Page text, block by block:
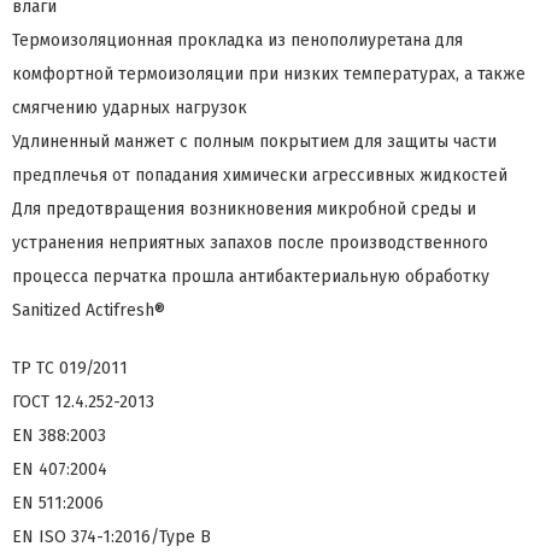
влаги
Термоизоляционная прокладка из пенополиуретана для
комфортной термоизоляции при низких температурах, а также
смягчению ударных нагрузок
Удлиненный манжет с полным покрытием для защиты части
предплечья от попадания химически агрессивных жидкостей
Для предотвращения возникновения микробной среды и
устранения неприятных запахов после производственного
процесса перчатка прошла антибактериальную обработку
Sanitized Actifresh®
ТР ТС 019/2011
ГОСТ 12.4.252-2013
EN 388:2003
EN 407:2004
EN 511:2006
EN ISO 374-1:2016/Type B